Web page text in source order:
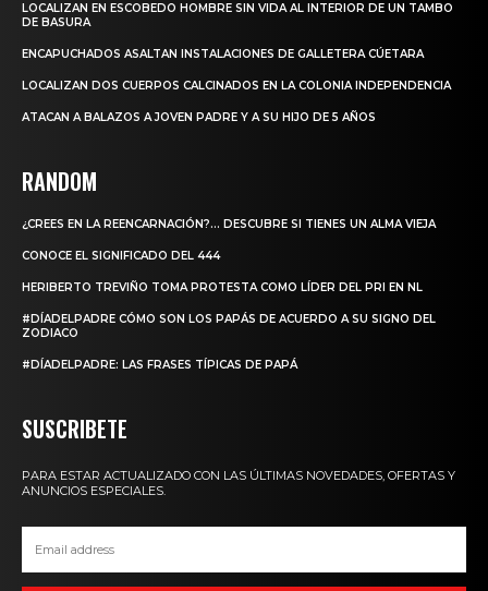
LOCALIZAN EN ESCOBEDO HOMBRE SIN VIDA AL INTERIOR DE UN TAMBO
DE BASURA
ENCAPUCHADOS ASALTAN INSTALACIONES DE GALLETERA CÚETARA
LOCALIZAN DOS CUERPOS CALCINADOS EN LA COLONIA INDEPENDENCIA
ATACAN A BALAZOS A JOVEN PADRE Y A SU HIJO DE 5 AÑOS
RANDOM
¿CREES EN LA REENCARNACIÓN?… DESCUBRE SI TIENES UN ALMA VIEJA
CONOCE EL SIGNIFICADO DEL 444
HERIBERTO TREVIÑO TOMA PROTESTA COMO LÍDER DEL PRI EN NL
#DÍADELPADRE CÓMO SON LOS PAPÁS DE ACUERDO A SU SIGNO DEL
ZODIACO
#DÍADELPADRE: LAS FRASES TÍPICAS DE PAPÁ
SUSCRIBETE
PARA ESTAR ACTUALIZADO CON LAS ÚLTIMAS NOVEDADES, OFERTAS Y
ANUNCIOS ESPECIALES.